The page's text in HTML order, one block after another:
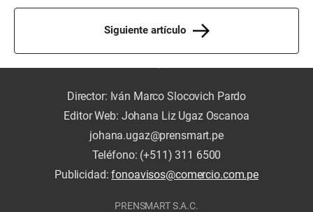
Siguiente artículo
Director: Iván Marco Slocovich Pardo
Editor Web: Johana Liz Ugaz Oscanoa
johana.ugaz@prensmart.pe
Teléfono: (+511) 311 6500
Publicidad:fonoavisos@comercio.com.pe
PRENSMART S.A.C.